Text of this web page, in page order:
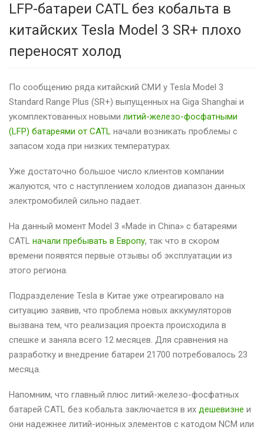
LFP-батареи CATL без кобальта в
китайских Tesla Model 3 SR+ плохо
переносят холод
По сообщению ряда китайский СМИ у Tesla Model 3
Standard Range Plus (SR+) выпущенных на Giga Shanghai и
укомплектованных новыми литий-железо-фосфатными
(LFP) батареями от CATL начали возникать проблемы с
запасом хода при низких температурах.
Уже достаточно большое число клиентов компании
жалуются, что с наступлением холодов диапазон данных
электромобилей сильно падает.
На данный момент Model 3 «Made in China» с батареями
CATL начали пребывать в Европу, так что в скором
времени появятся первые отзывы об эксплуатации из
этого региона.
Подразделение Tesla в Китае уже отреагировало на
ситуацию заявив, что проблема новых аккумуляторов
вызвана тем, что реализация проекта происходила в
спешке и заняла всего 12 месяцев. Для сравнения на
разработку и внедрение батареи 21700 потребовалось 23
месяца.
Напомним, что главный плюс литий-железо-фосфатных
батарей CATL без кобальта заключается в их дешевизне и
они надежнее литий-ионных элементов с катодом NCM или